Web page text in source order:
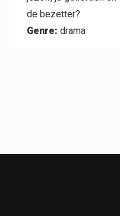
de bezetter?
Genre: drama